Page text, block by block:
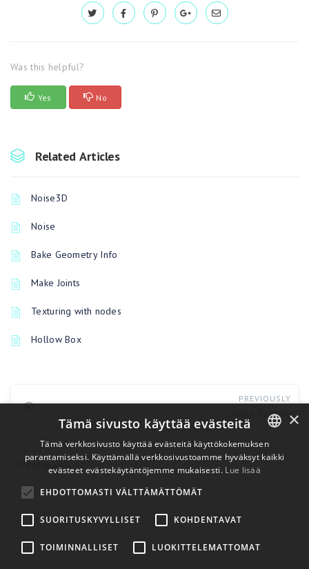
Was this helpful?
Yes No
Related Articles
Noise3D
Noise
Bake Geometry Info
Make Joints
Texturing with nodes
Hollow Box
PREVIOUSLY
Vienti Painting
UP NEXT
UV yläpalkki
ENGLISH
DANISH
×
Tämä sivusto käyttää evästeitä
Tämä verkkosivusto käyttää evästeitä käyttökokemuksen
parantamiseksi. Käyttämällä verkkosivustoamme hyväksyt kaikki
evästeet evästekäytäntöjemme mukaisesti. Lue lisää
EHDOTTOMASTI VÄLTTÄMÄTTÖMÄT
SUORITUSKYVYLLISET KOHDENTAVAT
TOIMINNALLISET LUOKITTELEMATTOMAT